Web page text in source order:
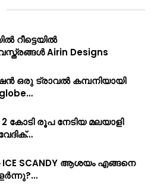
റീട്ടെയിൽ
Airin Designs
ഒരു ട്രാവൽ കമ്പനിയായി
2 കോടി രൂപ നേടിയ മലയാളി
SCANDY ആശയം എങ്ങനെ